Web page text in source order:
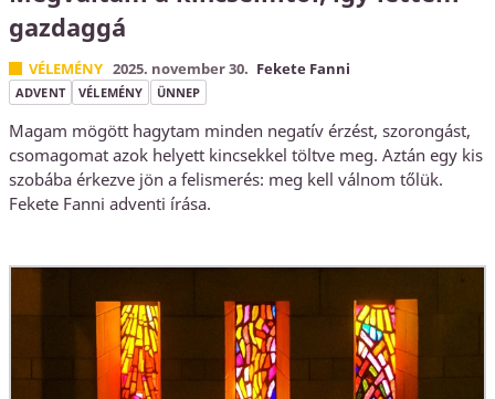
gazdaggá
VÉLEMÉNY 2025. november 30. Fekete Fanni
ADVENT VÉLEMÉNY ÜNNEP
Magam mögött hagytam minden negatív érzést, szorongást,
csomagomat azok helyett kincsekkel töltve meg. Aztán egy kis
szobába érkezve jön a felismerés: meg kell válnom tőlük.
Fekete Fanni adventi írása.